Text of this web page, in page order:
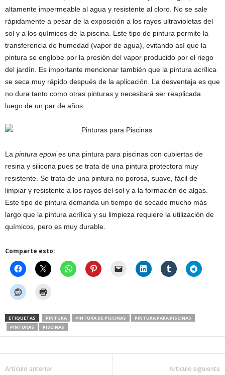
altamente impermeable al agua y resistente al cloro. No se sale
rápidamente a pesar de la exposición a los rayos ultravioletas del
sol y a los químicos de la piscina. Este tipo de pintura permite la
transferencia de humedad (vapor de agua), evitando así que la
pintura se englobe por la presión del vapor producido por el riego
del jardín. Es importante mencionar también que la pintura acrílica
se seca muy rápido después de la aplicación. La desventaja es que
no dura tanto como otras pinturas y necesitará ser reaplicada
luego de un par de años.
La pintura epoxies una pintura para piscinas con cubiertas de
resina y silicona pues se trata de una pintura protectora muy
resistente. Se trata de una pintura no porosa, suave, fácil de
limpiar y resistente a los rayos del sol y a la formación de algas.
Este tipo de pintura demanda un tiempo de secado mucho más
largo que la pintura acrílica y su limpieza requiere la utilización de
químicos, pero es muy durable.
Comparte esto:
ETIQUETAS PINTURA PINTURA DE PISCINAS
PINTURA PARA PISCINAS
PINTURAS
PISCINAS
Artículo anterior Artículo siguiente